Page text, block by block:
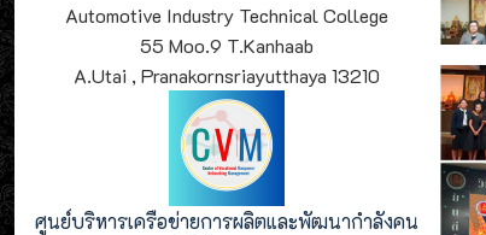
Automotive Industry Technical College
55 Moo.9 T.Kanhaab
A.Utai , Pranakornsriayutthaya 13210
ศูนย์บริหารเครือข่ายการผลิตและพัฒนากำลังคน